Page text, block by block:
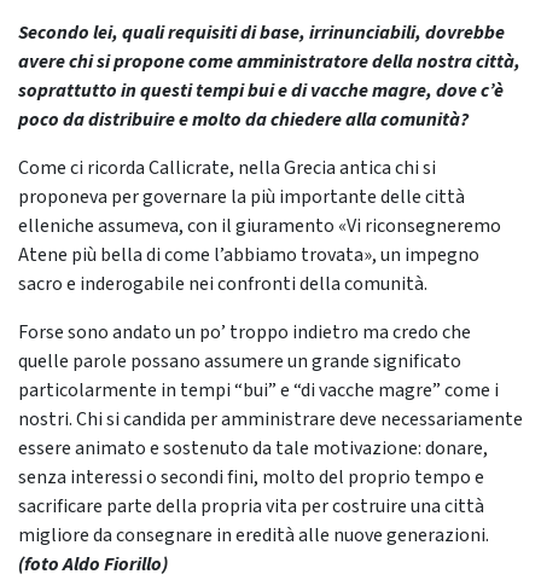
Secondo lei, quali requisiti di base, irrinunciabili, dovrebbe
avere chi si propone come amministratore della nostra città,
soprattutto in questi tempi bui e di vacche magre, dove c’è
poco da distribuire e molto da chiedere alla comunità?
Come ci ricorda Callicrate, nella Grecia antica chi si
proponeva per governare la più importante delle città
elleniche assumeva, con il giuramento «Vi riconsegneremo
Atene più bella di come l’abbiamo trovata», un impegno
sacro e inderogabile nei confronti della comunità.
Forse sono andato un po’ troppo indietro ma credo che
quelle parole possano assumere un grande significato
particolarmente in tempi “bui” e “di vacche magre” come i
nostri. Chi si candida per amministrare deve necessariamente
essere animato e sostenuto da tale motivazione: donare,
senza interessi o secondi fini, molto del proprio tempo e
sacrificare parte della propria vita per costruire una città
migliore da consegnare in eredità alle nuove generazioni.
(foto Aldo Fiorillo)